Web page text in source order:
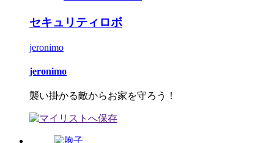
セキュリティロボ
jeronimo
jeronimo
襲い掛かる敵からお家を守ろう！